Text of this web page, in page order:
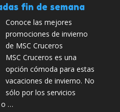
fin de semana
Conoce las mejores
promociones de invierno
de MSC Cruceros
MSC Cruceros es una
opción cómoda para estas
vacaciones de invierno. No
sólo por los servicios
o …